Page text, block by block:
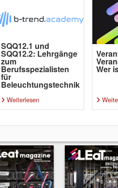
SQQ12.1 und
SQQ12.2: Lehrgänge
zum
Berufsspezialisten
für
Beleuchtungstechnik
Weiterlesen
Wer